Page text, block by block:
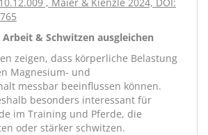
& Schwitzen ausgleichen
zeigen, dass körperliche Belastung
Magnesium- und
messbar beeinflussen können.
besonders interessant für
im Training und Pferde, die
oder stärker schwitzen.